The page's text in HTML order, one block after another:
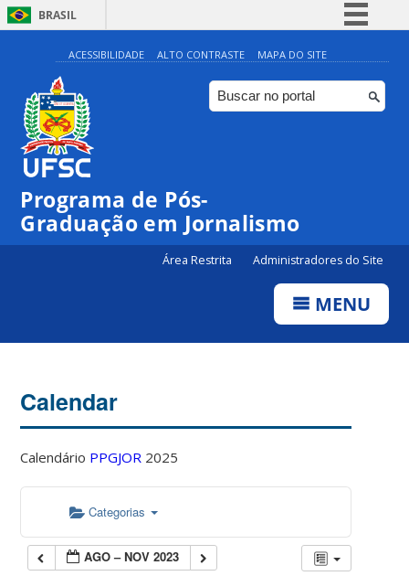
BRASIL
Simplifique!
Comunica BR
Participe
ACESSIBILIDADE ALTO CONTRASTE MAPA DO SITE
Programa de Pós-
Graduação em Jornalismo
Área Restrita Administradores do Site
MENU
Calendar
Calendário PPGJOR 2025
Categorias
AGO – NOV 2023